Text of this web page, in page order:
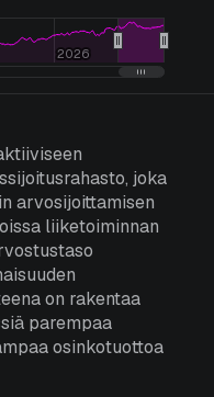
2026
2026
joka
arvosijoittamisen
liiketoiminnan
on rakentaa
parempaa
osinkotuottoa